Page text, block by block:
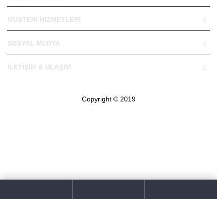
MÜŞTERI HIZMETLERI
SOSYAL MEDYA
İLETIŞIM & ULAŞIM
Copyright © 2019